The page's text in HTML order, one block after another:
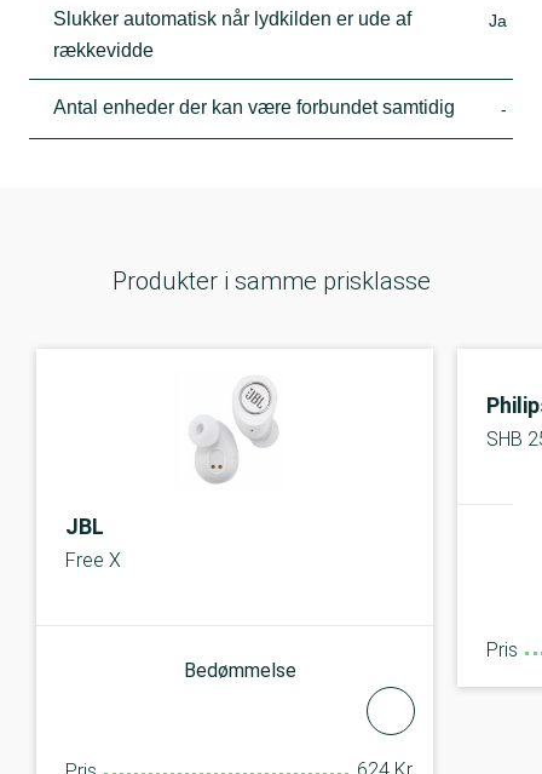
Slukker automatisk når lydkilden er ude af
rækkevidde
Ja
Antal enheder der kan være forbundet samtidig -
Produkter i samme prisklasse
JBL
Free X
Bedømmelse
624 Kr.
SHB
Pris